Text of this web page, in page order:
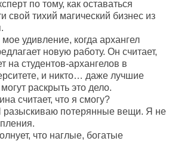
по тому, как оставаться
свой тихий магический бизнес из
мое удивление, когда архангел
новую работу. Он считает,
на студентов-архангелов в
и никто… даже лучшие
раскрыть это дело.
считает, что я смогу?
разыскиваю потерянные вещи. Я не
что наглые, богатые